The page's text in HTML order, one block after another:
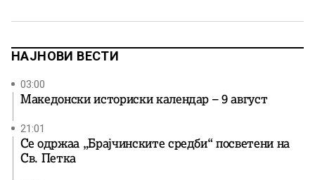
ПРИРАЧНИК ПРОТИВ ГОЛЕМОГРЧКАТА
ЕГEЈСКИОТ ДЕЛ НА МАКЕДОНИЈА од авторот
формат е објавена […]
НАЈНОВИ ВЕСТИ
03:00
Македонски историски календар – 9 август
21:01
Се одржаа „Брајчинските средби“ посветени на
Св. Петка